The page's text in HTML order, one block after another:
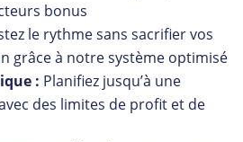
bonus
le rythme sans sacrifier vos
grâce à notre système optimisé
: Planifiez jusqu’à une
des limites de profit et de